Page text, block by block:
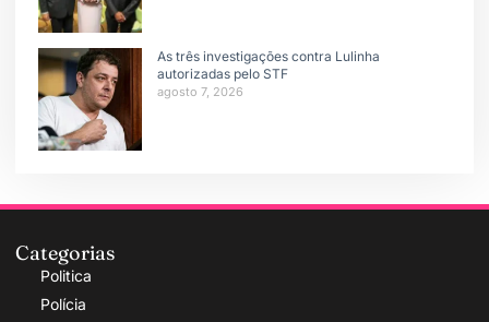
As três investigações contra Lulinha
autorizadas pelo STF
agosto 7, 2026
Categorias
Politica
Polícia